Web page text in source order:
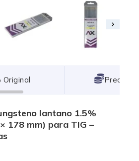
Original Lowest
lantano 1.5%
178 mm) para TIG –